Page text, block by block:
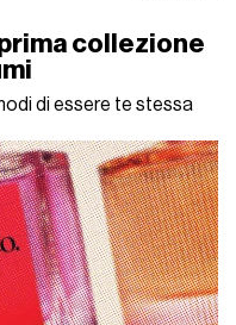
collezione
di essere te stessa